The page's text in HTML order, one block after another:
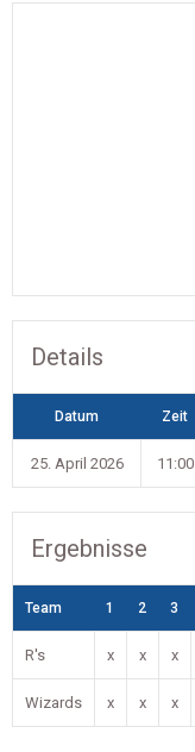
Details
Datum Zeit
25. April 2026 11:00
Ergebnisse
Team 1 2 3
R's x x x
Wizards x x x